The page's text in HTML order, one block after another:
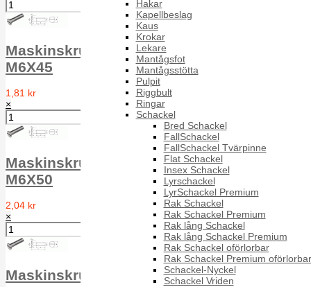
Hakar
Kapellbeslag
Kaus
Krokar
Lekare
Mantågsfot
Mantågsstötta
Pulpit
Riggbult
Ringar
Schackel
Bred Schackel
FallSchackel
FallSchackel Tvärpinne
Flat Schackel
Insex Schackel
Lyrschackel
LyrSchackel Premium
Rak Schackel
Rak Schackel Premium
Rak lång Schackel
Rak lång Schackel Premium
Rak Schackel oförlorbar
Rak Schackel Premium oförlorbar
Schackel-Nyckel
Schackel Vriden
Maskinskruv försänkt MFS DIN 963 A2
M6X45
1,81 kr
×
Maskinskruv försänkt MFS DIN 963 A2
M6X50
2,04 kr
×
Maskinskruv försänkt MFS DIN 963 A2